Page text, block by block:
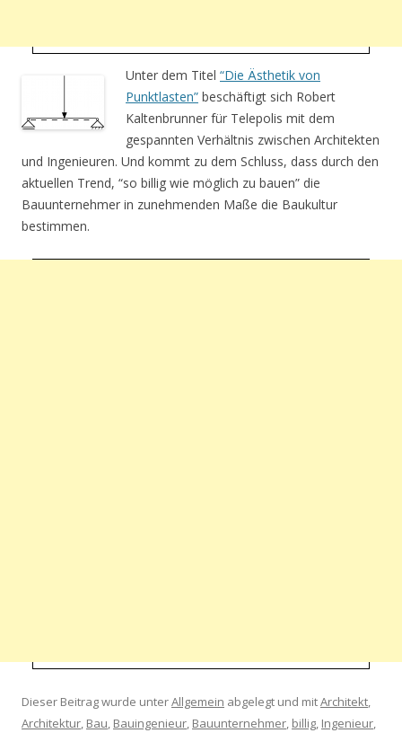
Unter dem Titel “Die Ästhetik von
Punktlasten” beschäftigt sich Robert
Kaltenbrunner für Telepolis mit dem
gespannten Verhältnis zwischen Architekten
und Ingenieuren. Und kommt zu dem Schluss, dass durch den
aktuellen Trend, “so billig wie möglich zu bauen” die
Bauunternehmer in zunehmenden Maße die Baukultur
bestimmen.
Dieser Beitrag wurde unterAllgemein abgelegt und mitArchitekt,
Architektur, Bau, Bauingenieur, Bauunternehmer, billig, Ingenieur,